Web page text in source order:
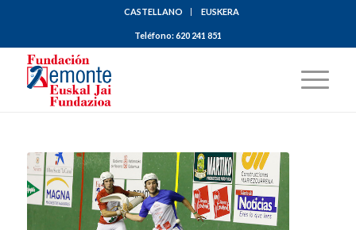
CASTELLANO EUSKERA
Teléfono:620 241 851